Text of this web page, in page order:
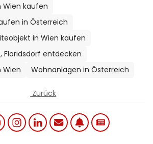
Wien kaufen
in Österreich
in Wien kaufen
Floridsdorf entdecken
Wien
Wohnanlagen in Österreich
Zurück
menu